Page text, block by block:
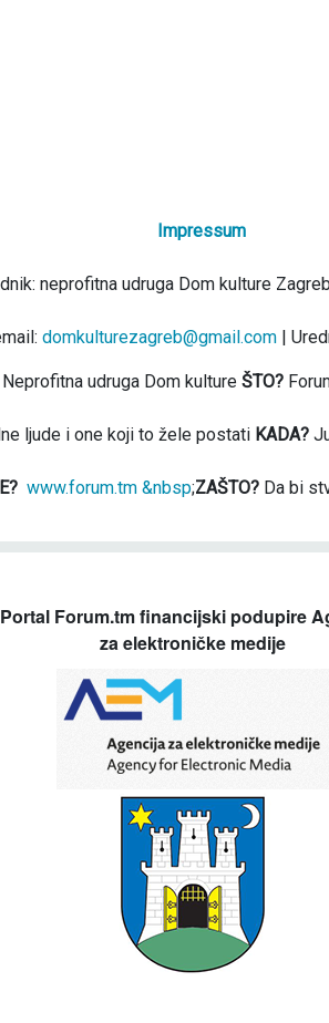
Impressum
neprofitna udruga Dom kulture
domkulturezagreb@gmail.com |
Neprofitna udruga Dom kulture ŠTO?
ljude i one koji to žele postati KADA?
www.forum.tm &nbsp;ZAŠTO? Da bi
Portal Forum.tm financijski podupire
za elektroničke medije